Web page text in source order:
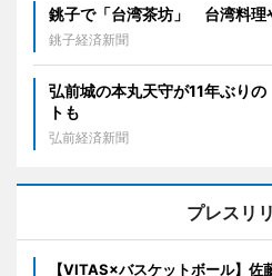
銚子で「台湾茶坊」 台湾料理
銚子経済新聞
弘前城の本丸天守が11年ぶり
トも
弘前経済新聞
プレスリ
【VITAS×バスケットボール】佐